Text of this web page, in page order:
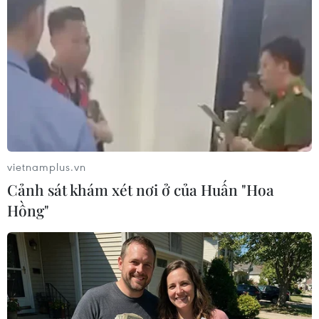
Tây Ninh: Chợ Long Hoa - độc đáo giá
trị kiến trúc và sức sống thương mại
Check in "Chạm Lũng Cú" - điểm hẹn mới nơi
địa đầu Tổ quốc
TIN LIÊN QUAN
vietnamplus.vn
Cảnh sát khám xét nơi ở của Huấn "Hoa
Hồng"